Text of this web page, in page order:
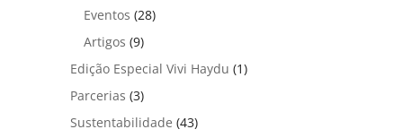
Eventos (28)
Artigos (9)
Edição Especial Vivi Haydu (1)
Parcerias (3)
Sustentabilidade (43)